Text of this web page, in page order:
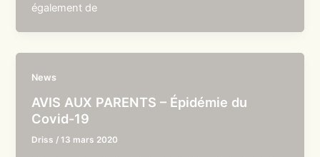
également de
News
AVIS AUX PARENTS – Épidémie du
Covid-19
Driss /13 mars 2020